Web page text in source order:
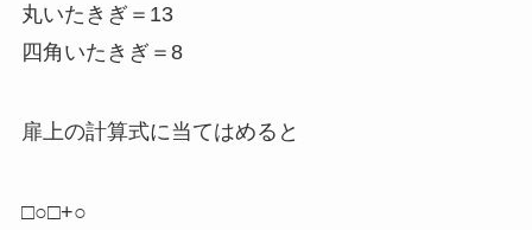
丸いたきぎ＝13
四角いたきぎ＝8
扉上の計算式に当てはめると
□○□+○